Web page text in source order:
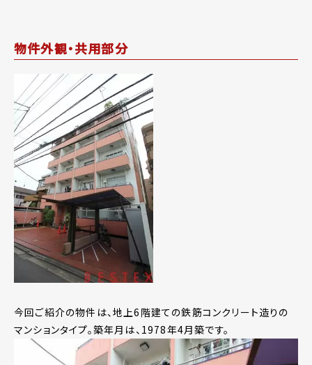
物件外観・共用部分
今回ご紹介の物件は、地上6階建ての鉄筋コンクリート造りの
マンションタイプ。築年月は、1978年4月築です。